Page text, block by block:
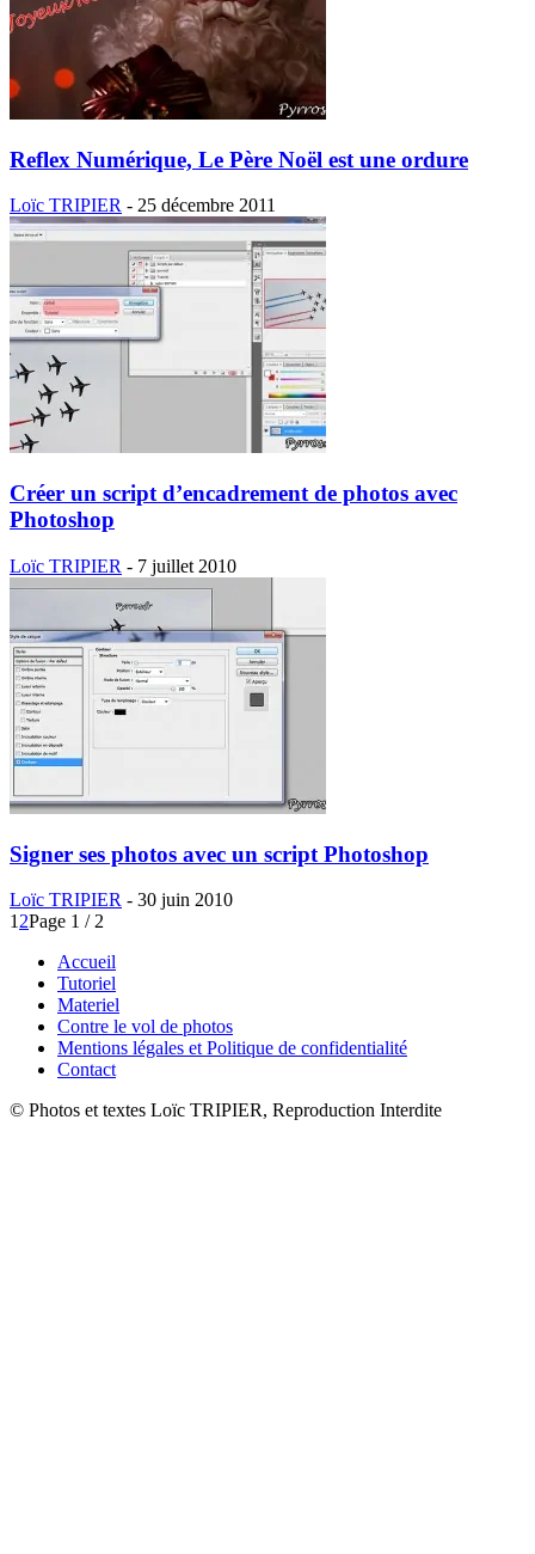
Reflex Numérique, Le Père Noël est une ordure
Loïc TRIPIER - 25 décembre 2011
Créer un script d’encadrement de photos avec
Photoshop
Loïc TRIPIER - 7 juillet 2010
Signer ses photos avec un script Photoshop
Loïc TRIPIER - 30 juin 2010
1 2Page 1 / 2
Accueil
Tutoriel
Materiel
Contre le vol de photos
Mentions légales et Politique de confidentialité
Contact
© Photos et textes Loïc TRIPIER, Reproduction Interdite